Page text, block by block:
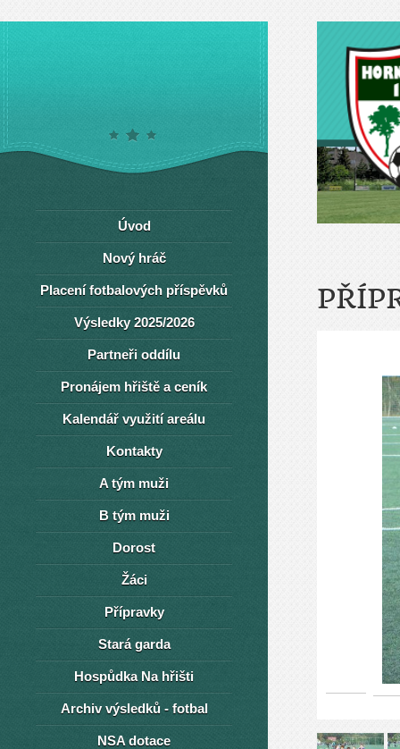
Úvod
Nový hráč
Placení fotbalových příspěvků
Výsledky 2025/2026
Partneři oddílu
Pronájem hřiště a ceník
Kalendář využití areálu
Kontakty
A tým muži
B tým muži
Dorost
Žáci
Přípravky
Stará garda
Hospůdka Na hřišti
Archiv výsledků - fotbal
NSA dotace